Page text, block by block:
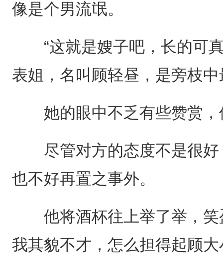
像是个男流氓。
“这就是嫂子吧，长的可真
表姐，名叫顾轻昼，是旁枝
她的眼中不乏有些赞赏，
尽管对方的态度不是很好
也不好再置之事外。
他将酒杯往上举了举，笑
我其貌不才，怎么担得起顾大